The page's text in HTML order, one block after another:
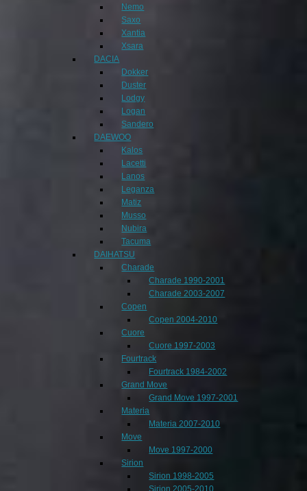
Nemo
Saxo
Xantia
Xsara
DACIA
Dokker
Duster
Lodgy
Logan
Sandero
DAEWOO
Kalos
Lacetti
Lanos
Leganza
Matiz
Musso
Nubira
Tacuma
DAIHATSU
Charade
Charade 1990-2001
Charade 2003-2007
Copen
Copen 2004-2010
Cuore
Cuore 1997-2003
Fourtrack
Fourtrack 1984-2002
Grand Move
Grand Move 1997-2001
Materia
Materia 2007-2010
Move
Move 1997-2000
Sirion
Sirion 1998-2005
Sirion 2005-2010